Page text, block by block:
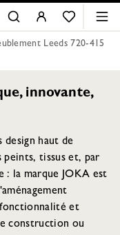
Leeds 720-415
innovante,
haut de
peints, tissus et, par
: la marque JOKA est
et
construction ou